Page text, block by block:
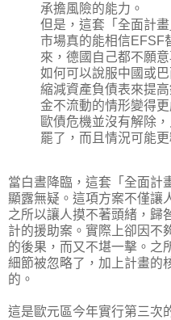
承擔風險的能力。
但是，這套「全面計
市場真的能相信EFSF
來，德國自己都不願
如何可以說服中國或
縮減資產負債表來提
金不流動的情形變得更
歐債危機並沒有解除
罷了，而且情況可能更
當白晝降臨，這套「全面計
顯露無疑。這項方案不僅讓
之所以讓人摸不著頭緒，歸
計的援助案。實際上卻因不
的後果，而又不堪一擊。之
細節被忽略了，加上計畫的
的。
這是歐元區今年實行第三次